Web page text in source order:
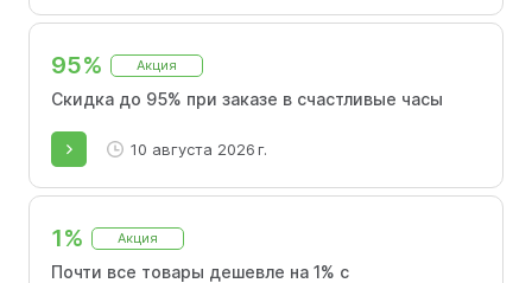
95% Акция
Скидка до 95% при заказе в счастливые часы
10 августа 2026 г.
1% Акция
Почти все товары дешевле на 1% с